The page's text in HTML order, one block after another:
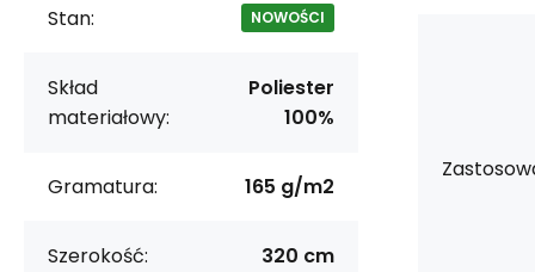
Stan: NOWOŚCI
Skład
materiałowy:
Poliester
100%
Gramatura: 165 g/m2
Szerokość: 320 cm